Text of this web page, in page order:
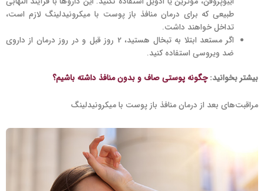
طبیعی که برای درمان منافذ باز پوست با میکرونیدلینگ لازم است،
تداخل خواهند داشت.
اگر مستعد ابتلا به تبخال هستید، 2 روز قبل و در روز درمان از داروی
ضد ویروسی استفاده کنید.
بیشتر بخوانید: چگونه پوستی صاف و بدون منافذ داشته باشیم؟
مراقبت‌های بعد از درمان منافذ باز پوست با میکرونیدلینگ